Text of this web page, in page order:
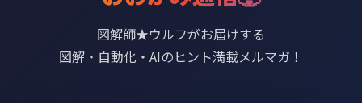
図解師★ウルフがお届けする
図解・自動化・AIのヒント満載メルマガ！